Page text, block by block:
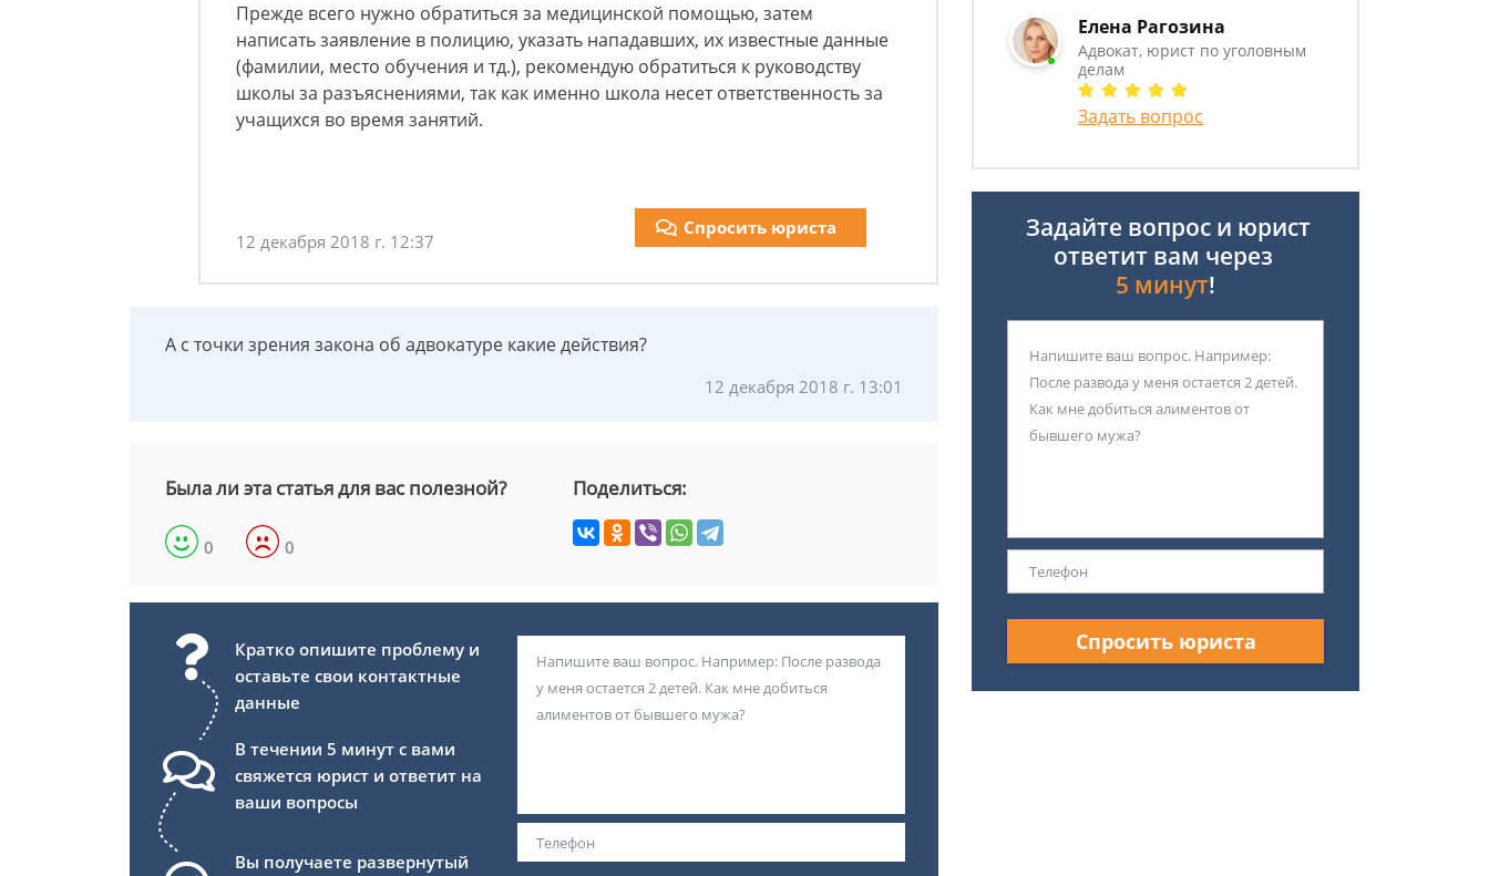
Прежде всего нужно обратиться за медицинской помощью, затем
написать заявление в полицию, указать нападавших, их известные данные
(фамилии, место обучения и тд.), рекомендую обратиться к руководству
школы за разъяснениями, так как именно школа несет ответственность за
учащихся во время занятий.
12 декабря 2018 г. 12:37
Спросить юриста
А с точки зрения закона об адвокатуре какие действия?
12 декабря 2018 г. 13:01
Была ли эта статья для вас полезной?
0 0
Поделиться:
Кратко опишите проблему и
оставьте свои контактные
данные
В течении 5 минут с вами
свяжется юрист и ответит на
ваши вопросы
Вы получаете развернутый
Елена Рагозина
Адвокат, юрист по уголовным
делам
Задать вопрос
Задайте вопрос и юрист
ответит вам через
5 минут!
Спросить юриста